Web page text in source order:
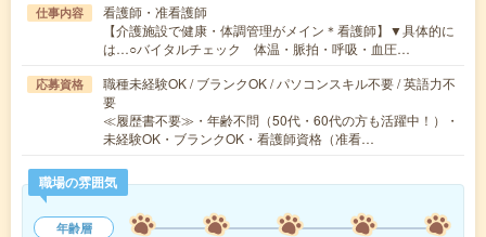
仕事内容
看護師・准看護師
【介護施設で健康・体調管理がメイン＊看護師】▼具体的に
は…○バイタルチェック 体温・脈拍・呼吸・血圧…
応募資格
職種未経験OK / ブランクOK / パソコンスキル不要 / 英語力不
要
≪履歴書不要≫・年齢不問（50代・60代の方も活躍中！）・
未経験OK・ブランクOK・看護師資格（准看…
職場の雰囲気
年齢層